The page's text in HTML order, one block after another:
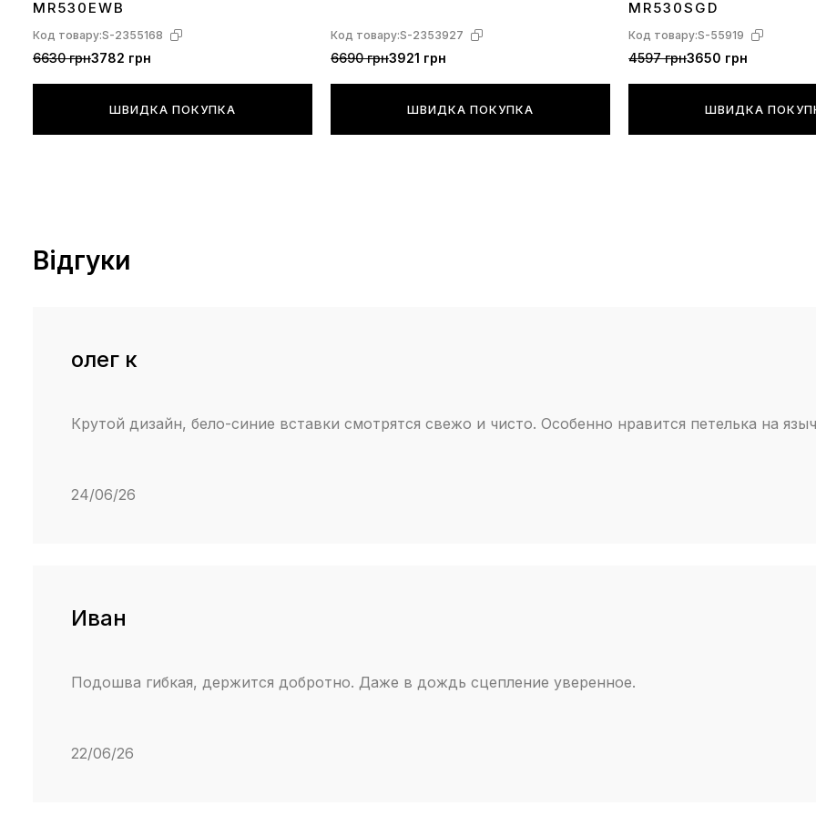
MR530EWB
Код товару:S-2355168
6630 грн3782 грн
ШВИДКА ПОКУПКА
Код товару:S-2353927
6690 грн3921 грн
ШВИДКА ПОКУПКА
MR530SGD
Код товару:S-55919
4597 грн3650 грн
ШВИДКА
Відгуки
олег к
Крутой дизайн, бело-синие вставки смотрятся свежо и чисто. Особенно нравится петелька на
24/06/26
Иван
Подошва гибкая, держится добротно. Даже в дождь сцепление уверенное.
22/06/26